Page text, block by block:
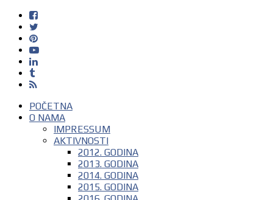
POČETNA
O NAMA
IMPRESSUM
AKTIVNOSTI
2012. GODINA
2013. GODINA
2014. GODINA
2015. GODINA